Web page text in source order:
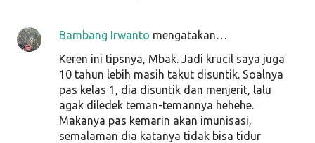
Bambang Irwanto mengatakan…
Keren ini tipsnya, Mbak. Jadi krucil saya juga
10 tahun lebih masih takut disuntik. Soalnya
pas kelas 1, dia disuntik dan menjerit, lalu
agak diledek teman-temannya hehehe.
Makanya pas kemarin akan imunisasi,
semalaman dia katanya tidak bisa tidur